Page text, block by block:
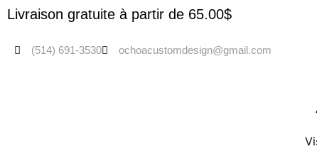
Livraison gratuite à partir de 65.00$
(514) 691-3530 ochoacustomdesign@gmail.com